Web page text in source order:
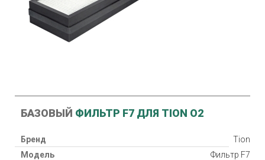
БАЗОВЫЙ ФИЛЬТР F7 ДЛЯ TION O2
Бренд
Tion
Модель
Фильтр F7